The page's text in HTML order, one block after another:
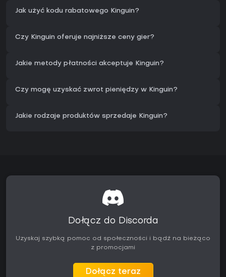
Jak użyć kodu rabatowego Kinguin?
Czy Kinguin oferuje najniższe ceny gier?
Jakie metody płatności akceptuje Kinguin?
Czy mogę uzyskać zwrot pieniędzy w Kinguin?
Jakie rodzaje produktów sprzedaje Kinguin?
Dołącz do Discorda
Uzyskaj szybką pomoc od społeczności i bądź na bieżąco
z promocjami
Dołącz teraz